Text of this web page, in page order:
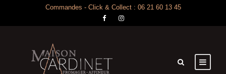
Commandes - Click & Collect : 06 21 60 13 45